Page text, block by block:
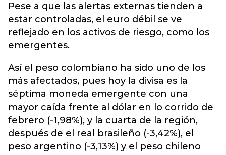
Pese a que las alertas externas tienden a
estar controladas, el euro débil se ve
reflejado en los activos de riesgo, como los
emergentes.
Así el peso colombiano ha sido uno de los
más afectados, pues hoy la divisa es la
séptima moneda emergente con una
mayor caída frente al dólar en lo corrido de
febrero (-1,98%), y la cuarta de la región,
después de el real brasileño (-3,42%), el
peso argentino (-3,13%) y el peso chileno